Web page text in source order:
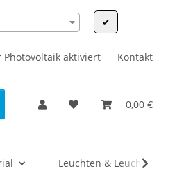
✔
Photovoltaik (§ 12 Abs. 3 UStG)
Photovoltaik aktiviert Kontakt
0,00 €
Leuchten & Leuchtmittel